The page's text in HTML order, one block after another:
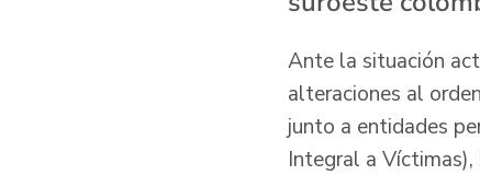
Ante la situación
alteraciones al
junto a entidades
Integral a Víctimas),